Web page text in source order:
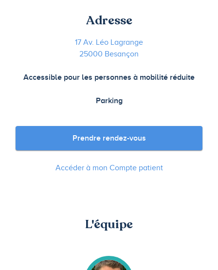
Adresse
17 Av. Léo Lagrange
25000 Besançon
Accessible pour les personnes à mobilité réduite
Parking
Prendre rendez-vous
Accéder à mon Compte patient
L'équipe